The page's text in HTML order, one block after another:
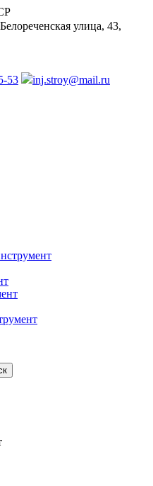
улица, 43,
53
inj.stroy@mail.ru